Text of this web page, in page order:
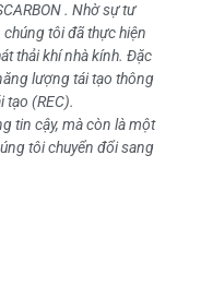
. Nhờ sự tư
tôi đã thực hiện
thải khí nhà kính. Đặc
lượng tái tạo thông
tạo (REC).
tin cậy, mà còn là một
tôi chuyển đổi sang